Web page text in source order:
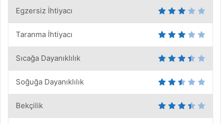
Egzersiz İhtiyacı
Taranma İhtiyacı
Sıcağa Dayanıklılık
Soğuğa Dayanıklılık
Bekçilik